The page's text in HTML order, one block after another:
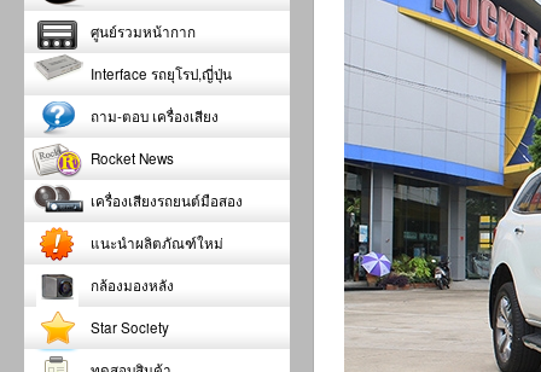
ศูนย์รวมหน้ากาก
Interface รถยุโรป,ญี่ปุ่น
ถาม-ตอบ เครื่องเสียง
Rocket News
เครื่องเสียงรถยนต์มือสอง
แนะนำผลิตภัณฑ์ใหม่
กล้องมองหลัง
Star Society